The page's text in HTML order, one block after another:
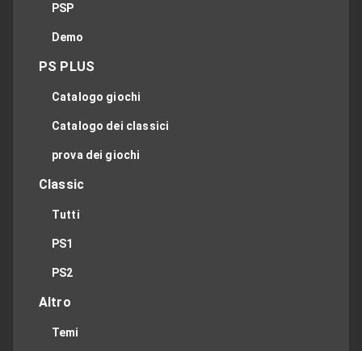
PSP
Demo
PS PLUS
Catalogo giochi
Catalogo dei classici
prova dei giochi
Classic
Tutti
PS1
PS2
Altro
Temi